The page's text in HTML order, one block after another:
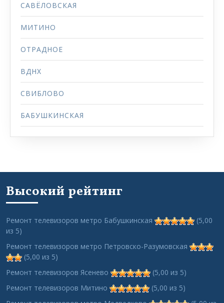
САВЁЛОВСКАЯ
МИТИНО
ОТРАДНОЕ
ВДНХ
СВИБЛОВО
БАБУШКИНСКАЯ
Высокий рейтинг
Ремонт телевизоров метро Бабушкинская
(5,00
из 5)
Ремонт телевизоров метро Петровско-Разумовская
(5,00 из 5)
Ремонт телевизоров Ясенево
(5,00 из 5)
Ремонт телевизоров Митино
(5,00 из 5)